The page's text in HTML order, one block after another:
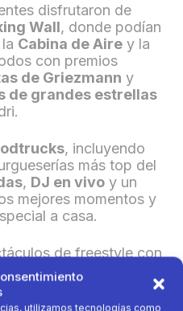
utilizamos tecnologías como
disfrutaron de
Wall, donde podían
Cabina de Aire y la
con premios
de Griezmann y
de grandes estrellas
, incluyendo
más top del
, DJ en vivo y un
mejores momentos y
a casa.
de freestyle con
y quizzes
a prueba el
de los participantes